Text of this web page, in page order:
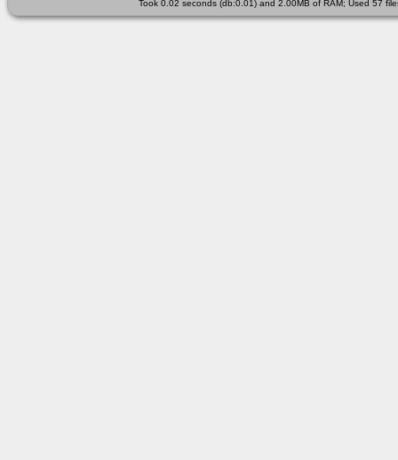
Took 0.02 seconds (db:0.01) and 2.00MB of RAM; Used 57